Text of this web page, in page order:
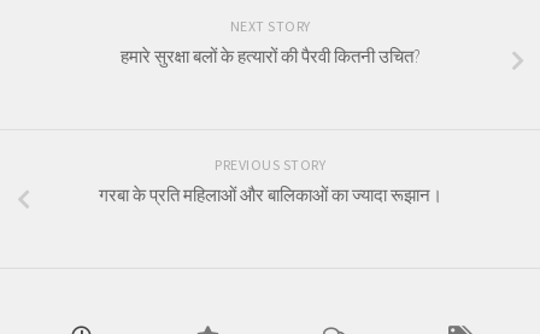
NEXT STORY
हमारे सुरक्षा बलों के हत्यारों की पैरवी कितनी उचित?
PREVIOUS STORY
गरबा के प्रति महिलाओं और बालिकाओं का ज्यादा रूझान।